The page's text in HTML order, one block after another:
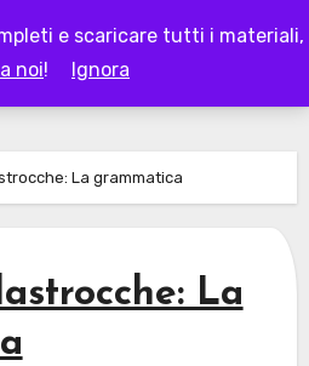
e scaricare tutti i materiali,
noi! Ignora
La grammatica
La